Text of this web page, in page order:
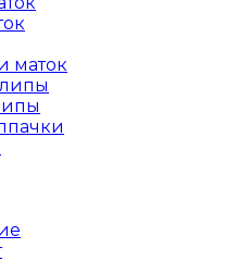
маток